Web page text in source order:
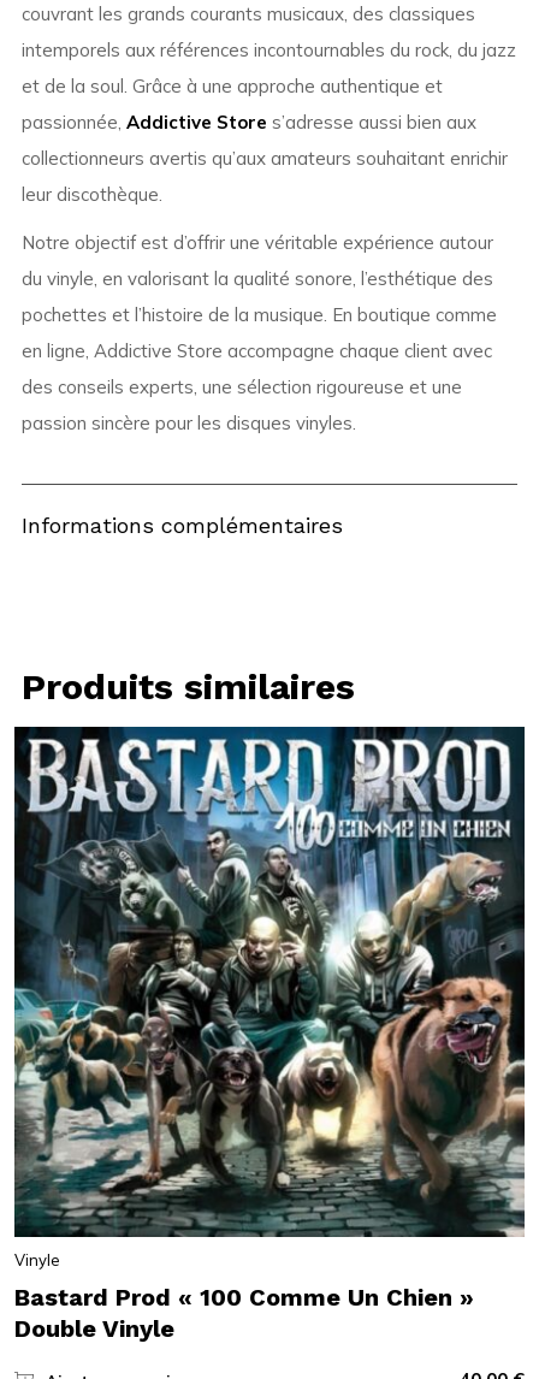
couvrant les grands courants musicaux, des classiques
intemporels aux références incontournables du rock, du jazz
et de la soul. Grâce à une approche authentique et
passionnée, Addictive Store s’adresse aussi bien aux
collectionneurs avertis qu’aux amateurs souhaitant enrichir
leur discothèque.
Notre objectif est d’offrir une véritable expérience autour
du vinyle, en valorisant la qualité sonore, l’esthétique des
pochettes et l’histoire de la musique. En boutique comme
en ligne, Addictive Store accompagne chaque client avec
des conseils experts, une sélection rigoureuse et une
passion sincère pour les disques vinyles.
Informations complémentaires
Produits similaires
Vinyle
Bastard Prod « 100 Comme Un Chien »
Double Vinyle